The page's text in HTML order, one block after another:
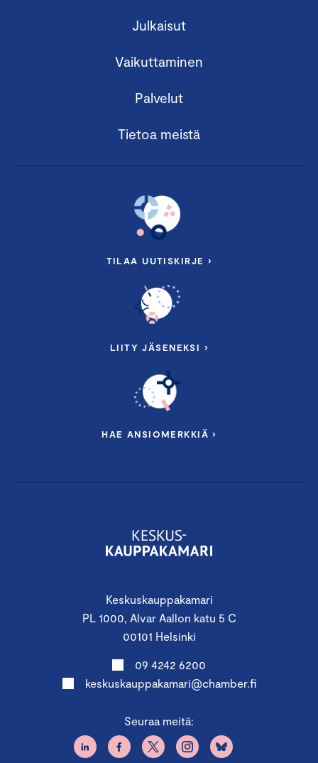
Keskuskauppakamari
PL 1000, Alvar Aallon katu 5 C
00101 Helsinki
09 4242 6200
keskuskauppakamari@chamber.fi
Seuraa meitä:
Julkaisut
Vaikuttaminen
Palvelut
Tietoa meistä
TILAA UUTISKIRJE ›
LIITY JÄSENEKSI ›
HAE ANSIOMERKKIÄ ›